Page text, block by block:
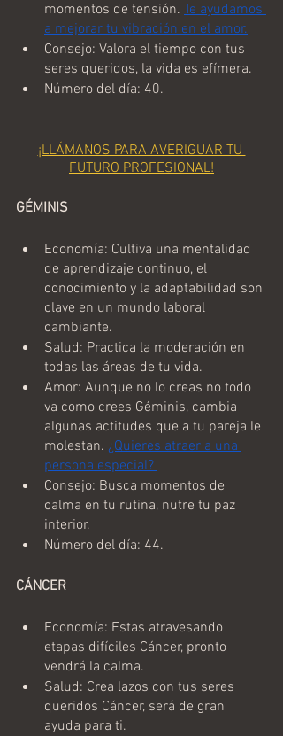
momentos de tensión. Te ayudamos
a mejorar tu vibración en el amor.
Consejo: Valora el tiempo con tus
seres queridos, la vida es efímera.
Número del día: 40.
¡LLÁMANOS PARA AVERIGUAR TU
FUTURO PROFESIONAL!
GÉMINIS
Economía: Cultiva una mentalidad
de aprendizaje continuo, el
conocimiento y la adaptabilidad son
clave en un mundo laboral
cambiante.
Salud: Practica la moderación en
todas las áreas de tu vida.
Amor: Aunque no lo creas no todo
va como crees Géminis, cambia
algunas actitudes que a tu pareja le
molestan. ¿Quieres atraer a una
persona especial?
Consejo: Busca momentos de
calma en tu rutina, nutre tu paz
interior.
Número del día: 44.
CÁNCER
Economía: Estas atravesando
etapas difíciles Cáncer, pronto
vendrá la calma.
Salud: Crea lazos con tus seres
queridos Cáncer, será de gran
ayuda para ti.